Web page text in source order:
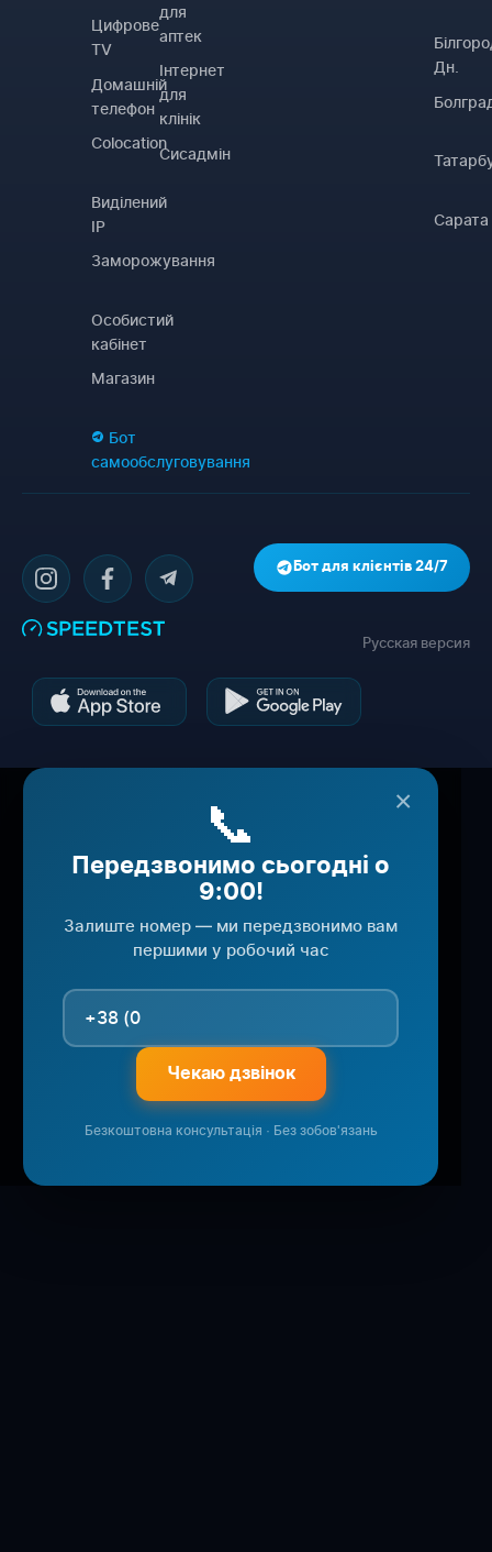
Цифрове
TV
Домашній
телефон
Colocation
Виділений
IP
Заморожування
Особистий
кабінет
Магазин
Бот
самообслуговування
для
аптек
Інтернет
для
клінік
Сисадмін
Дн.
Сарата
Бот для клієнтів 24/7
Русская версия
×
📞
Передзвонимо сьогодні о
9:00!
Залиште номер — ми передзвонимо вам
першими у робочий час
Чекаю дзвінок
Безкоштовна консультація · Без зобов'язань